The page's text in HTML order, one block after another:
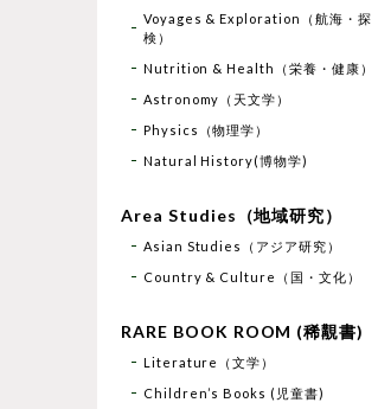
Voyages & Exploration（航海・探
検）
Nutrition & Health（栄養・健康）
Astronomy（天文学）
Physics（物理学）
Natural History(博物学)
Area Studies（地域研究）
Asian Studies（アジア研究）
Country & Culture（国・文化）
RARE BOOK ROOM (稀覯書)
Literature（文学）
Children’s Books (児童書)